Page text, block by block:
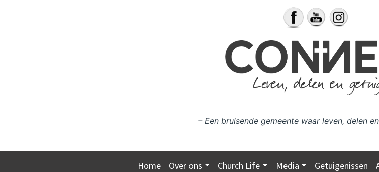
– Een bruisende gemeente waar leven, delen
Home Over ons Church Life Media Getuigenissen